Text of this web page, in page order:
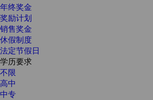
年终奖金
奖励计划
销售奖金
休假制度
法定节假日
学历要求
不限
高中
中专